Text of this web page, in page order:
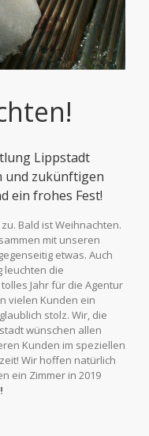
Lippstadt
und zukünftigen
ein frohes Fest!
Bald ist Weihnachten.
mit unseren
etwas. Auch
leuchten die
Jahr für die Agentur
vielen Kunden ein
stolz. Wir, die
wünschen allen
Kunden im speziellen
Wir hoffen natürlich
ein Zimmer in 2019